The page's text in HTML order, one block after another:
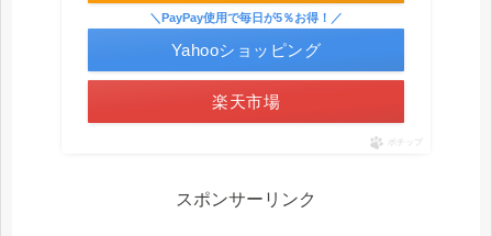
楽天市場
＼PayPay使用で毎日が5％お得！／
Yahooショッピング
ポチップ
スポンサーリンク